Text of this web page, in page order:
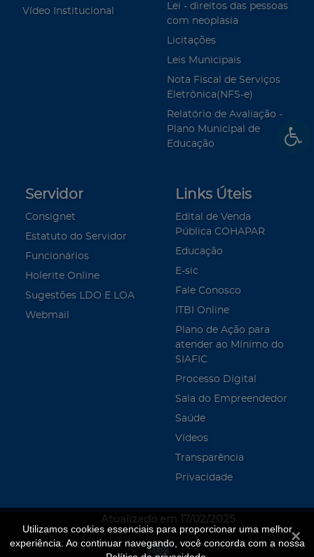
Utilizamos cookies essenciais para proporcionar uma melhor
experiência. Ao continuar navegando, você concorda com a nossa
Vídeo Institucional
Lei - direitos das pessoas
com neoplasia
Licitações
Leis Municipais
Nota Fiscal de Serviços
Eletrônica(NFS-e)
Relatório de Avaliação -
Plano Municipal de
Educação
Servidor
Consignet
Estatuto do Servidor
Funcionários
Holerite Online
Sugestões LDO E LOA
Webmail
Links Úteis
Edital de Venda
Pública COHAPAR
Educação
E-sic
Fale Conosco
ITBI Online
Plano de Ação para
atender ao Mínimo do
SIAFIC
Processo Digital
Sala do Empreendedor
Saúde
Vídeos
Transparência
Privacidade
Atualizado em 17/02/2025